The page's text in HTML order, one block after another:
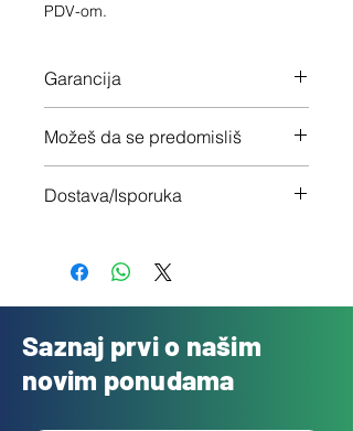
PDV-om.
Garancija
Možeš da se predomisliš
nisi zadovoljan
Dostava/Isporuka
Saznaj prvi o našim
novim ponudama